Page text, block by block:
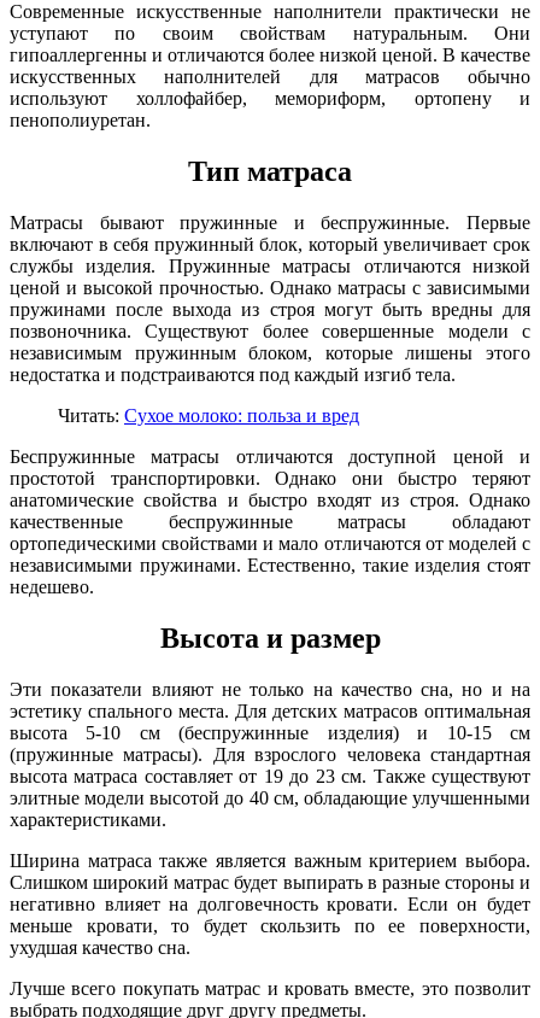
Современные искусственные наполнители практически не
уступают по своим свойствам натуральным. Они
гипоаллергенны и отличаются более низкой ценой. В качестве
искусственных наполнителей для матрасов обычно
используют холлофайбер, мемориформ, ортопену и
пенополиуретан.
Тип матраса
Матрасы бывают пружинные и беспружинные. Первые
включают в себя пружинный блок, который увеличивает срок
службы изделия. Пружинные матрасы отличаются низкой
ценой и высокой прочностью. Однако матрасы с зависимыми
пружинами после выхода из строя могут быть вредны для
позвоночника. Существуют более совершенные модели с
независимым пружинным блоком, которые лишены этого
недостатка и подстраиваются под каждый изгиб тела.
Читать: Сухое молоко: польза и вред
Беспружинные матрасы отличаются доступной ценой и
простотой транспортировки. Однако они быстро теряют
анатомические свойства и быстро входят из строя. Однако
качественные беспружинные матрасы обладают
ортопедическими свойствами и мало отличаются от моделей с
независимыми пружинами. Естественно, такие изделия стоят
недешево.
Высота и размер
Эти показатели влияют не только на качество сна, но и на
эстетику спального места. Для детских матрасов оптимальная
высота 5-10 см (беспружинные изделия) и 10-15 см
(пружинные матрасы). Для взрослого человека стандартная
высота матраса составляет от 19 до 23 см. Также существуют
элитные модели высотой до 40 см, обладающие улучшенными
характеристиками.
Ширина матраса также является важным критерием выбора.
Слишком широкий матрас будет выпирать в разные стороны и
негативно влияет на долговечность кровати. Если он будет
меньше кровати, то будет скользить по ее поверхности,
ухудшая качество сна.
Лучше всего покупать матрас и кровать вместе, это позволит
выбрать подходящие друг другу предметы.